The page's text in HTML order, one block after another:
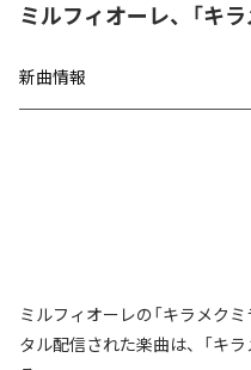
ミルフィオーレ、「キ
新曲情報
ミルフィオーレの「キラメク
タル配信された楽曲は、「キ